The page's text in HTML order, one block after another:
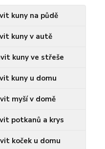
kuny na půdě
kuny v autě
kuny ve střeše
kuny u domu
myší v domě
potkanů a krys
koček u domu